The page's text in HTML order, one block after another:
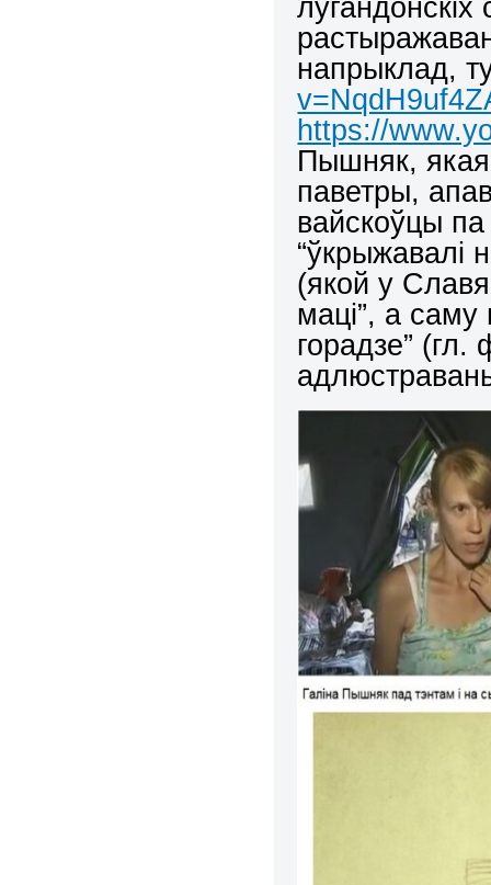
напрыклад,
https://
Пышняк, якая
паветры,
вайскоўцы
“ўкрыжавалі
(якой у
маці”, а саму
горадзе”